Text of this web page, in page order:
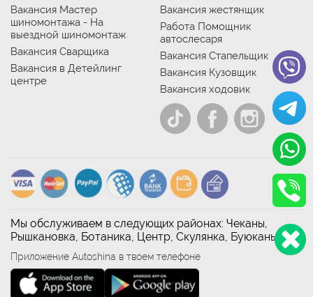
Вакансия Мастер
шиномонтажа - На
выездной шиномонтаж
Вакансия Сварщика
Вакансия в Детейлинг
центре
Вакансия жестянщик
Работа Помощник
автослесаря
Вакансия Стапельщик
Вакансия Кузовщик
Вакансия ходовик
Мы обслуживаем в следующих районах: Чеканы,
Рышкановка, Ботаника, Центр, Скулянка, Буюканы
Приложение Autoshina в твоем телефоне